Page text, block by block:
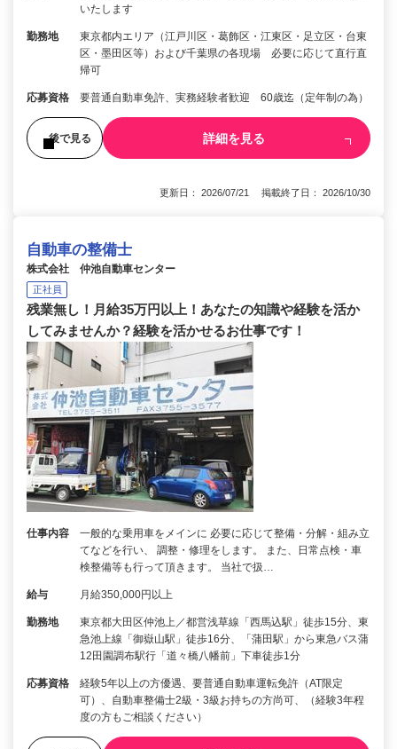
いたします
勤務地
東京都内エリア（江戸川区・葛飾区・江東区・足立区・台東
区・墨田区等）および千葉県の各現場 必要に応じて直行直
帰可
応募資格 要普通自動車免許、実務経験者歓迎 60歳迄（定年制の為）
後で見る 詳細を見る
更新日： 2026/07/21 掲載終了日： 2026/10/30
自動車の整備士
株式会社 仲池自動車センター
正社員
残業無し！月給35万円以上！あなたの知識や経験を活か
してみませんか？経験を活かせるお仕事です！
仕事内容
一般的な乗用車をメインに 必要に応じて整備・分解・組み立
てなどを行い、 調整・修理をします。 また、日常点検・車
検整備等も行って頂きます。 当社で扱…
給与 月給350,000円以上
勤務地
東京都大田区仲池上／都営浅草線「西馬込駅」徒歩15分、東
急池上線「御嶽山駅」徒歩16分、「蒲田駅」から東急バス蒲
12田園調布駅行「道々橋八幡前」下車徒歩1分
応募資格
経験5年以上の方優遇、要普通自動車運転免許（AT限定
可）、自動車整備士2級・3級お持ちの方尚可、（経験3年程
度の方もご相談ください）